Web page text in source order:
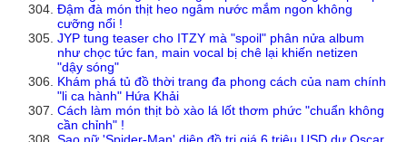
Đậm đà món thịt heo ngâm nước mắm ngon không
cưỡng nổi !
JYP tung teaser cho ITZY mà "spoil" phân nửa album
như chọc tức fan, main vocal bị chê lại khiến netizen
"dậy sóng"
Khám phá tủ đồ thời trang đa phong cách của nam chính
"li ca hành" Hứa Khải
Cách làm món thịt bò xào lá lốt thơm phức "chuẩn không
cần chỉnh" !